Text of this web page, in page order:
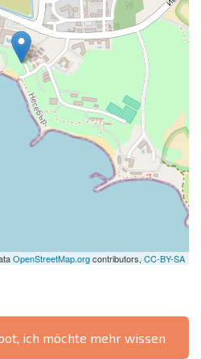
OpenStreetMap.orgcontributors, CC-BY-SA
ich möchte mehr wissen